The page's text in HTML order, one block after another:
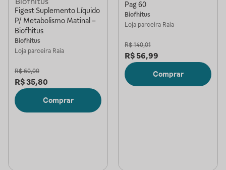
Figest Suplemento Líquido
P/ Metabolismo Matinal –
Biofhitus
Biofhitus
Loja parceira Raia
R$ 60,00
R$35,80
Comprar
Pag 60
Biofhitus
Loja parceira Raia
R$ 140,01
R$ 56,99
Comprar